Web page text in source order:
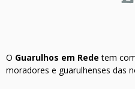
O Guarulhos em Rede tem
moradores e guarulhenses das